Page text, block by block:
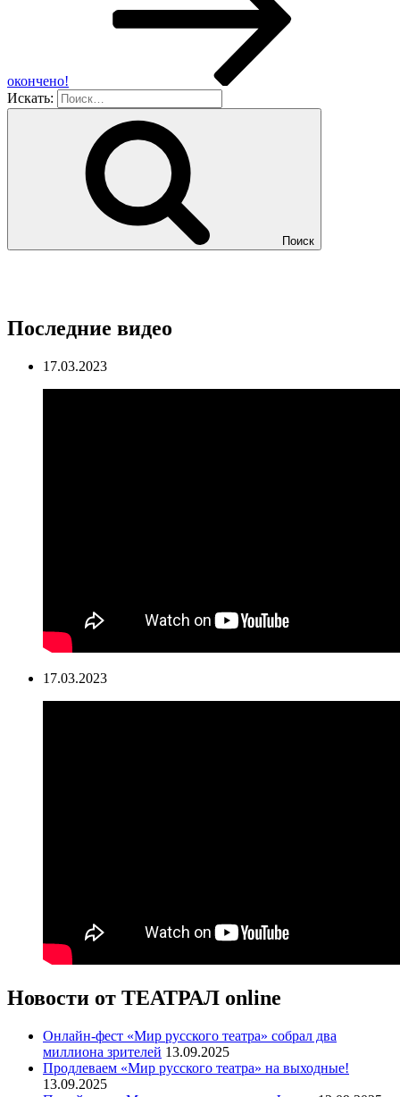
окончено!
Искать:
Поиск
Последние видео
17.03.2023
17.03.2023
Новости от ТЕАТРАЛ online
Онлайн-фест «Мир русского театра» собрал два
миллиона зрителей 13.09.2025
Продлеваем «Мир русского театра» на выходные!
13.09.2025